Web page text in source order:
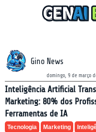
Gino News
domingo, 9 de março
Inteligência Artificial
Marketing: 80% dos
Ferramentas de IA
Tecnologia Marketing